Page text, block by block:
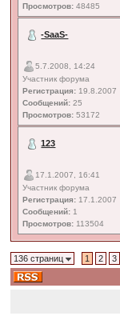
Просмотров: 48485
-SaaS-
5.7.2008, 14:24
Участник форума
Регистрация: 19.8.2007
Сообщений: 25
Просмотров: 53172
123
17.1.2007, 16:41
Участник форума
Регистрация: 17.1.2007
Сообщений: 1
Просмотров: 113504
136 страниц 1 2 3